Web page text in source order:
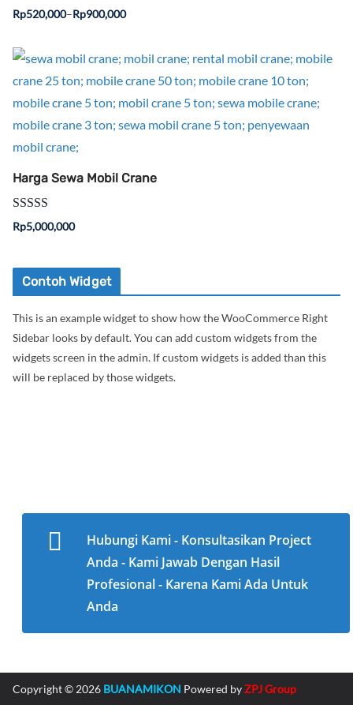
Dinilai5.00
Rp520,000–Rp900,000
Harga Sewa Mobil Crane
Dinilai5.00
Rp5,000,000
Contoh Widget
This is an example widget to show how the WooCommerce Right
Sidebar looks by default. You can add custom widgets from the
widgets screen in the admin. If custom widgets is added than this
will be replaced by those widgets.
Hubungi Kami - Konsultasikan Project
Anda - Kami Jawab Dengan Hasil
Profesional - Karena Kami Ada Untuk
Anda
Copyright © 2026 BUANAMIKON Powered byZPJ Group